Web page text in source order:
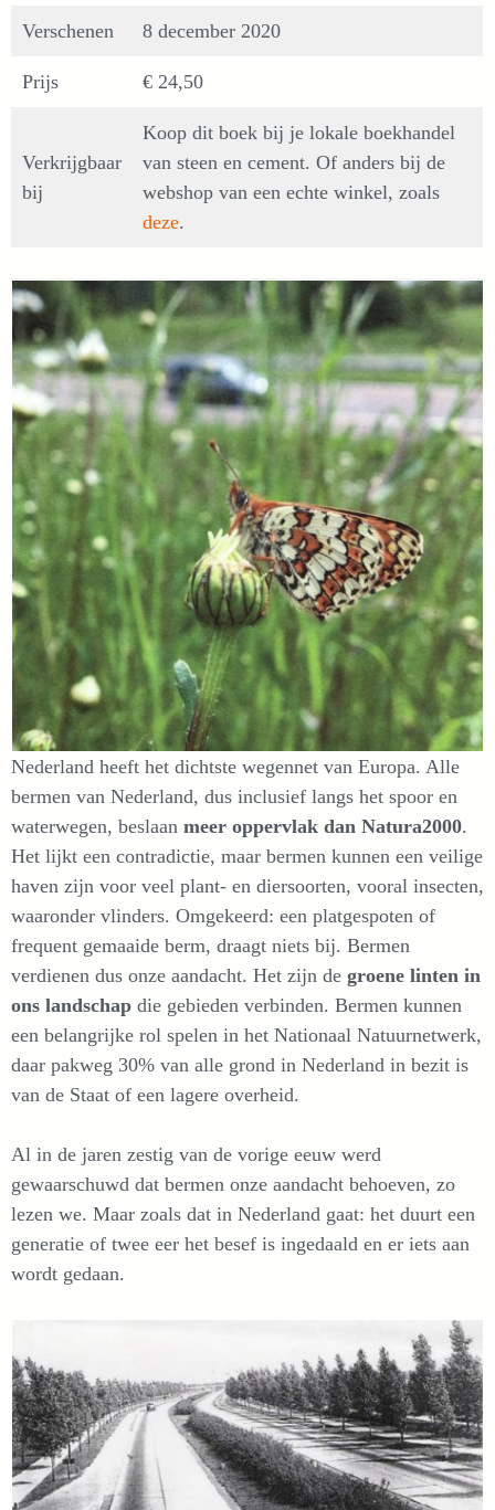
Verschenen 8 december 2020
Prijs € 24,50
Verkrijgbaar
bij
Koop dit boek bij je lokale boekhandel
van steen en cement. Of anders bij de
webshop van een echte winkel, zoals
deze.
Nederland heeft het dichtste wegennet van Europa. Alle
bermen van Nederland, dus inclusief langs het spoor en
waterwegen, beslaan meer oppervlak dan Natura2000.
Het lijkt een contradictie, maar bermen kunnen een veilige
haven zijn voor veel plant- en diersoorten, vooral insecten,
waaronder vlinders. Omgekeerd: een platgespoten of
frequent gemaaide berm, draagt niets bij. Bermen
verdienen dus onze aandacht. Het zijn de groene linten in
ons landschap die gebieden verbinden. Bermen kunnen
een belangrijke rol spelen in het Nationaal Natuurnetwerk,
daar pakweg 30% van alle grond in Nederland in bezit is
van de Staat of een lagere overheid.
Al in de jaren zestig van de vorige eeuw werd
gewaarschuwd dat bermen onze aandacht behoeven, zo
lezen we. Maar zoals dat in Nederland gaat: het duurt een
generatie of twee eer het besef is ingedaald en er iets aan
wordt gedaan.